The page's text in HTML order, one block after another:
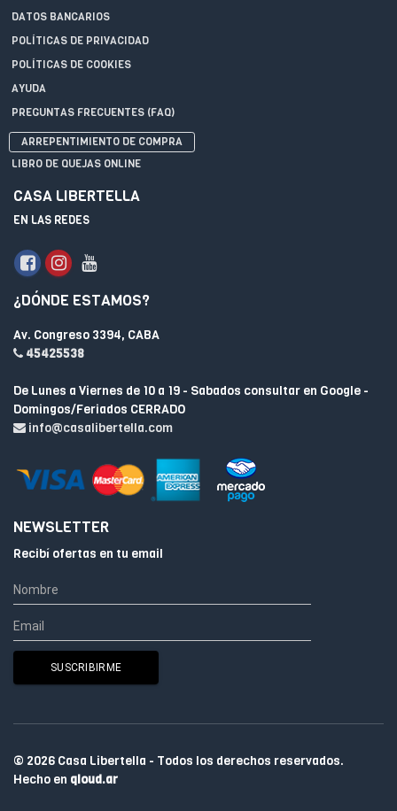
DATOS BANCARIOS
POLÍTICAS DE PRIVACIDAD
POLÍTICAS DE COOKIES
AYUDA
PREGUNTAS FRECUENTES (FAQ)
ARREPENTIMIENTO DE COMPRA
LIBRO DE QUEJAS ONLINE
CASA LIBERTELLA
EN LAS REDES
¿DÓNDE ESTAMOS?
Av. Congreso 3394, CABA
45425538
De Lunes a Viernes de 10 a 19 - Sabados consultar en Google -
Domingos/Feriados CERRADO
info@casalibertella.com
NEWSLETTER
Recibí ofertas en tu email
© 2026 Casa Libertella - Todos los derechos reservados.
Hecho en qloud.ar